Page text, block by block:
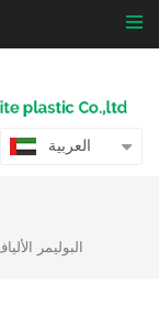
العربية
البوليمر